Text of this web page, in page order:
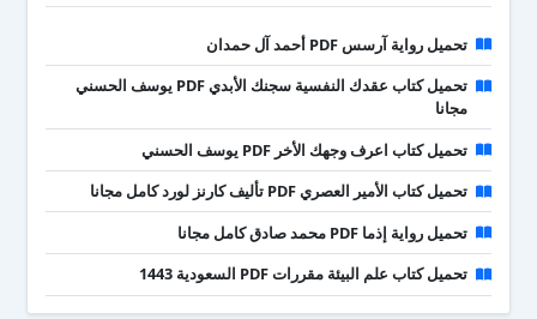
تحميل رواية آرسس PDF أحمد آل حمدان
تحميل كتاب عقدك النفسية سجنك الأبدي PDF يوسف الحسني
مجانا
تحميل كتاب اعرف وجهك الأخر PDF يوسف الحسني
تحميل كتاب الأمير العصري PDF تأليف كارنز لورد كامل مجانا
تحميل رواية إذما PDF محمد صادق كامل مجانا
تحميل كتاب علم البيئة مقررات PDF السعودية 1443